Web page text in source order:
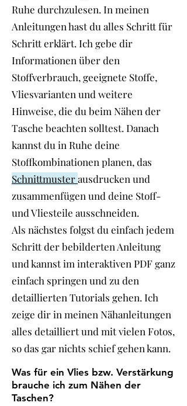
Ruhe durchzulesen. In meinen
Anleitungen hast du alles Schritt für
Schritt erklärt. Ich gebe dir
Informationen über den
Stoffverbrauch, geeignete Stoffe,
Vliesvarianten und weitere
Hinweise, die du beim Nähen der
Tasche beachten solltest. Danach
kannst du in Ruhe deine
Stoffkombinationen planen, das
Schnittmusterausdrucken und
zusammenfügen und deine Stoff-
und Vliesteile ausschneiden.
Als nächstes folgst du einfach jedem
Schritt der bebilderten Anleitung
und kannst im interaktiven PDF ganz
einfach springen und zu den
detaillierten Tutorials gehen. Ich
zeige dir in meinen Nähanleitungen
alles detailliert und mit vielen Fotos,
so das gar nichts schief gehen kann.
Was für ein Vlies bzw. Verstärkung
brauche ich zum Nähen der
Taschen?